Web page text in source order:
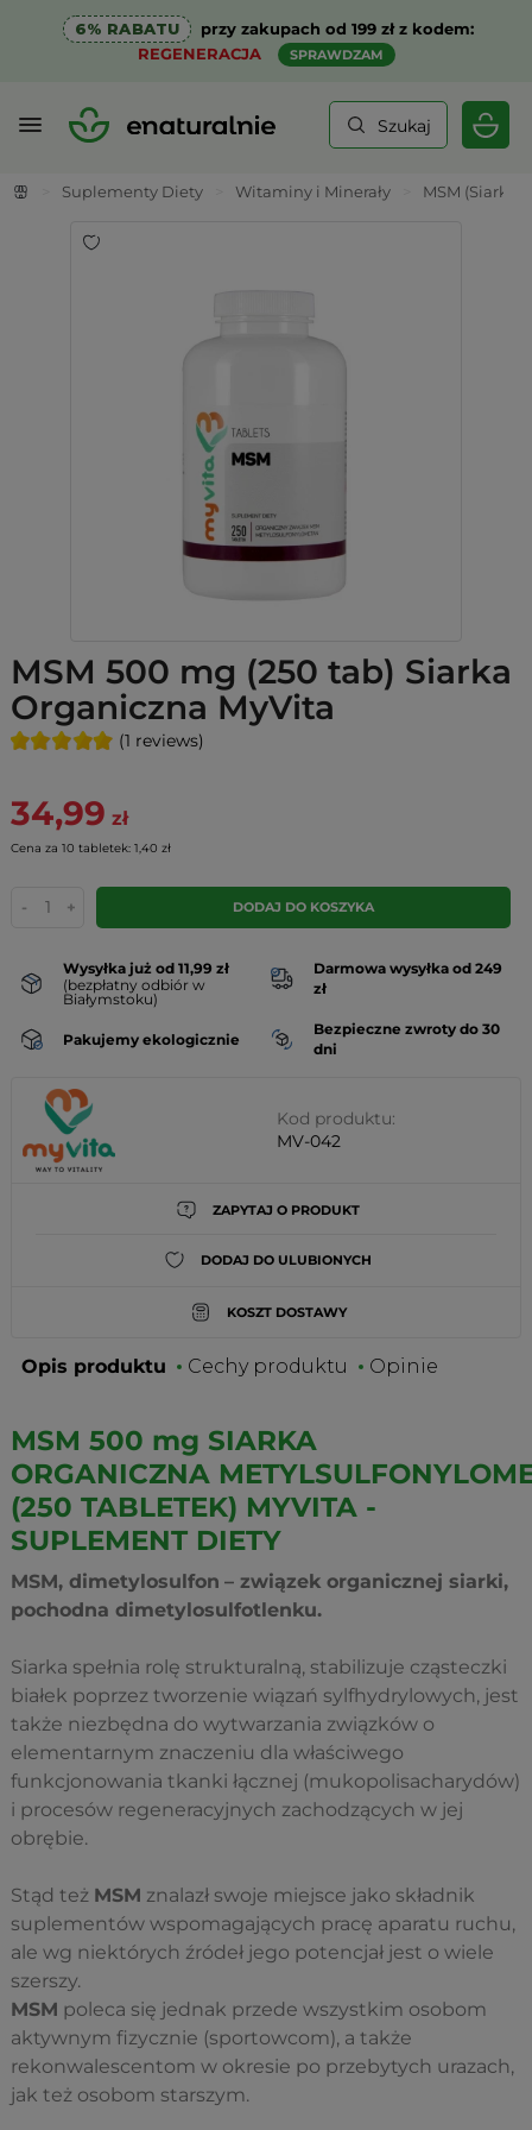
6% RABATU
przy zakupach od 199 zł z kodem:
REGENERACJA
SPRAWDZAM
Szukaj
Suplementy Diety Witaminy i Minerały MSM (Siarka
MSM 500 mg (250 tab) Siarka
Organiczna MyVita
(1 reviews)
34,99 zł
Cena za 10 tabletek: 1,40 zł
- + DODAJ DO KOSZYKA
Wysyłka już od 11,99 zł
(bezpłatny odbiór w
Białymstoku)
Darmowa wysyłka od 249
zł
Pakujemy ekologicznie
Bezpieczne zwroty do 30
dni
Kod produktu:
MV-042
ZAPYTAJ O PRODUKT
DODAJ DO ULUBIONYCH
KOSZT DOSTAWY
Opis produktu Cechy produktu Opinie
MSM 500 mg SIARKA
ORGANICZNA
(250 TABLETEK) MYVITA -
SUPLEMENT DIETY
MSM, dimetylosulfon – związek organicznej siarki,
pochodna dimetylosulfotlenku.
Siarka spełnia rolę strukturalną, stabilizuje cząsteczki
białek poprzez tworzenie wiązań sylfhydrylowych, jest
także niezbędna do wytwarzania związków o
elementarnym znaczeniu dla właściwego
funkcjonowania tkanki łącznej (mukopolisacharydów)
i procesów regeneracyjnych zachodzących w jej
obrębie.
Stąd też MSM znalazł swoje miejsce jako składnik
suplementów wspomagających pracę aparatu ruchu,
ale wg niektórych źródeł jego potencjał jest o wiele
szerszy.
MSM poleca się jednak przede wszystkim osobom
aktywnym fizycznie (sportowcom), a także
rekonwalescentom w okresie po przebytych urazach,
jak też osobom starszym.